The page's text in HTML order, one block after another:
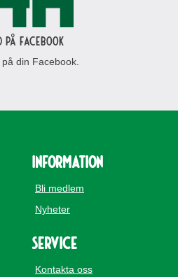
Facebook
din Facebook.
Information
Bli medlem
Nyheter
Service
Kontakta oss